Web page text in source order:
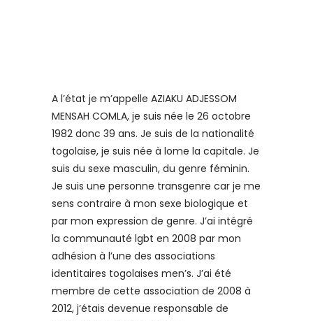
A l’état je m’appelle AZIAKU ADJESSOM
MENSAH COMLA, je suis née le 26 octobre
1982 donc 39 ans. Je suis de la nationalité
togolaise, je suis née à lome la capitale. Je
suis du sexe masculin, du genre féminin.
Je suis une personne transgenre car je me
sens contraire à mon sexe biologique et
par mon expression de genre. J’ai intégré
la communauté lgbt en 2008 par mon
adhésion à l’une des associations
identitaires togolaises men’s. J’ai été
membre de cette association de 2008 à
2012, j’étais devenue responsable de